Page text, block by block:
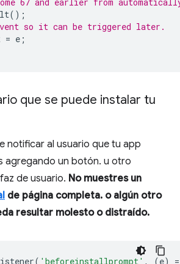
();
so it can be triggered later.
= e ;
que se puede instalar tu
notificar al usuario que tu app
agregando un botón. u otro
de usuario. No muestres un
de página completa. o algún otro
resultar molesto o distraído.
( 'beforeinstallprompt' , (e) =